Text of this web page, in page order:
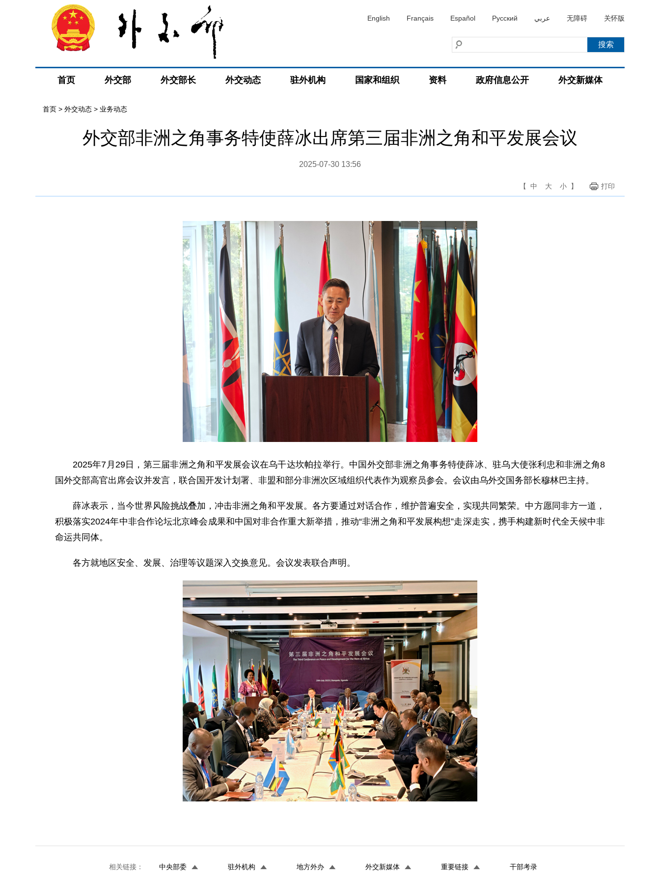
English Français Español Русский عربي 无障碍 关怀版
首页 外交部 外交部长 外交动态 驻外机构 国家和组织 资料 政府信息公开 外交新媒体
首页 > 外交动态 > 业务动态
外交部非洲之角事务特使薛冰出席第三届非洲之角和平发展会议
2025-07-30 13:56
【 中 大 小 】 打印
2025年7月29日，第三届非洲之角和平发展会议在乌干达坎帕拉举行。中国外交部非洲之角事务特使薛冰、驻乌大使张利忠和非洲之角8
国外交部高官出席会议并发言，联合国开发计划署、非盟和部分非洲次区域组织代表作为观察员参会。会议由乌外交国务部长穆林巴主持。
薛冰表示，当今世界风险挑战叠加，冲击非洲之角和平发展。各方要通过对话合作，维护普遍安全，实现共同繁荣。中方愿同非方一道，
积极落实2024年中非合作论坛北京峰会成果和中国对非合作重大新举措，推动“非洲之角和平发展构想”走深走实，携手构建新时代全天候中非
命运共同体。
各方就地区安全、发展、治理等议题深入交换意见。会议发表联合声明。
相关链接： 中央部委 驻外机构 地方外办 外交新媒体 重要链接 干部考录